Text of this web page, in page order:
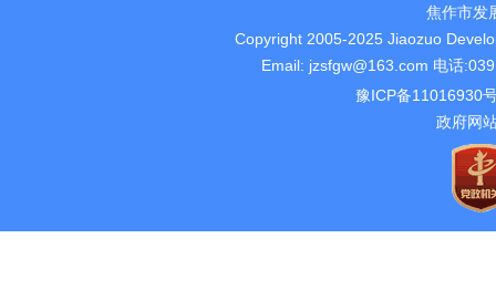
焦作市发
Copyright 2005-2025 Jiaozuo
Email: jzsfgw@163.com 电话
豫ICP备11016930
政府网